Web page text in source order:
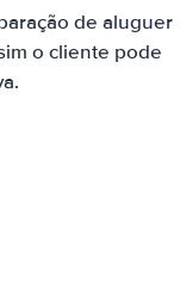
de aluguer
o cliente pode